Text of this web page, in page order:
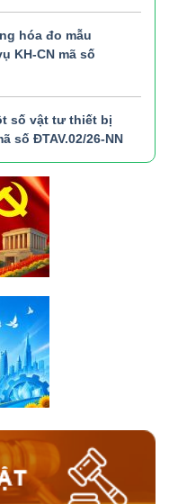
hóa đo mẫu
KH-CN mã số
số vật tư thiết bị
số ĐTAV.02/26-NN